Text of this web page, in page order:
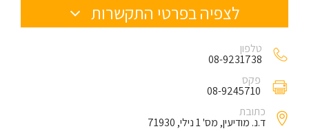
לצפיה בפרטי התקשרות
טלפון
08-9231738
פקס
08-9245710
כתובת
ד.נ. מודיעין, מס' 1 נילי, 71930